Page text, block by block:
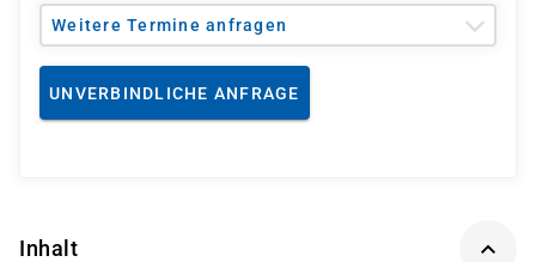
Weitere Termine anfragen
UNVERBINDLICHE ANFRAGE
Inhalt